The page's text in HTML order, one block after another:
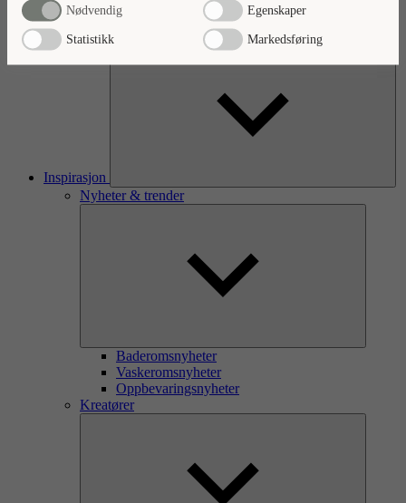
Nødvendig Egenskaper
Statistikk Markedsføring
Hyller og konsoller
Inspirasjon
Nyheter & trender
Baderomsnyheter
Vaskeromsnyheter
Oppbevaringsnyheter
Kreatører